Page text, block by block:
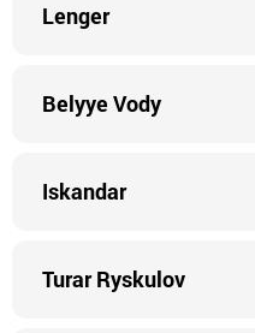
Lenger
Belyye Vody
Iskandar
Turar Ryskulov